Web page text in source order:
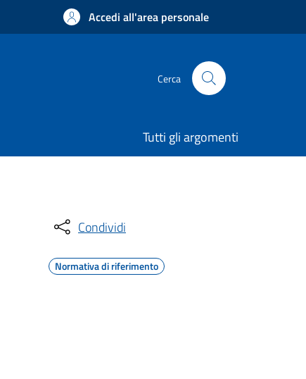
Accedi all'area personale
Cerca
Tutti gli argomenti
Condividi
Normativa di riferimento